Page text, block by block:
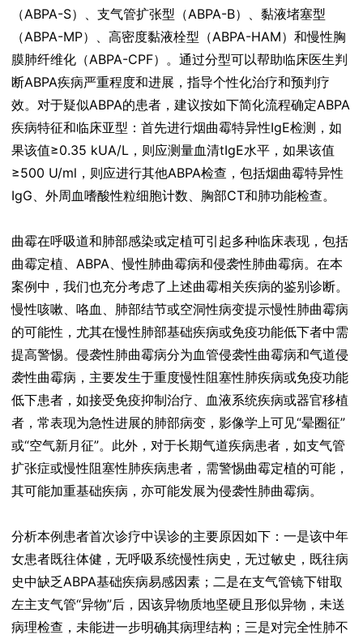
（ABPA-S）、支气管扩张型（ABPA-B）、黏液堵塞型
（ABPA-MP）、高密度黏液栓型（ABPA-HAM）和慢性胸
膜肺纤维化（ABPA-CPF）。通过分型可以帮助临床医生判
断ABPA疾病严重程度和进展，指导个性化治疗和预判疗
效。对于疑似ABPA的患者，建议按如下简化流程确定ABPA
疾病特征和临床亚型：首先进行烟曲霉特异性IgE检测，如
果该值≥0.35 kUA/L，则应测量血清tIgE水平，如果该值
≥500 U/ml，则应进行其他ABPA检查，包括烟曲霉特异性
IgG、外周血嗜酸性粒细胞计数、胸部CT和肺功能检查。
曲霉在呼吸道和肺部感染或定植可引起多种临床表现，包括
曲霉定植、ABPA、慢性肺曲霉病和侵袭性肺曲霉病。在本
案例中，我们也充分考虑了上述曲霉相关疾病的鉴别诊断。
慢性咳嗽、咯血、肺部结节或空洞性病变提示慢性肺曲霉病
的可能性，尤其在慢性肺部基础疾病或免疫功能低下者中需
提高警惕。侵袭性肺曲霉病分为血管侵袭性曲霉病和气道侵
袭性曲霉病，主要发生于重度慢性阻塞性肺疾病或免疫功能
低下患者，如接受免疫抑制治疗、血液系统疾病或器官移植
者，常表现为急性进展的肺部病变，影像学上可见“晕圈征”
或“空气新月征”。此外，对于长期气道疾病患者，如支气管
扩张症或慢性阻塞性肺疾病患者，需警惕曲霉定植的可能，
其可能加重基础疾病，亦可能发展为侵袭性肺曲霉病。
分析本例患者首次诊疗中误诊的主要原因如下：一是该中年
女患者既往体健，无呼吸系统慢性病史，无过敏史，既往病
史中缺乏ABPA基础疾病易感因素；二是在支气管镜下钳取
左主支气管“异物”后，因该异物质地坚硬且形似异物，未送
病理检查，未能进一步明确其病理结构；三是对完全性肺不